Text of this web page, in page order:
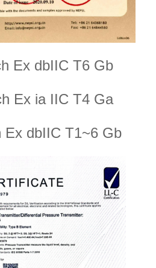
Ex dbIIC T6 Gb
Ex ia IIC T4 Ga
Ex dbIIC T1~6 Gb